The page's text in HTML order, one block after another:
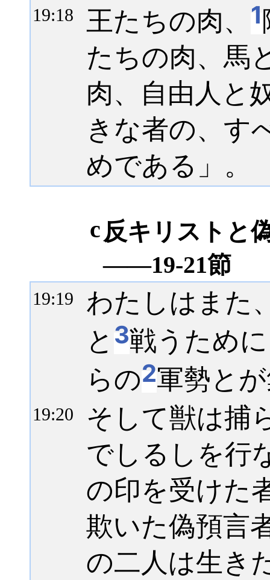
19:18 王たちの肉、 1
たちの肉、馬
肉、自由人と
きな者の、す
めである」。
c反キリストと
――19-21節
19:19
わたしはまた
と 3戦うため
らの2軍勢と
19:20
そして獣は捕
でしるしを行
の印を受けた
欺いた偽預言
の二人は生き